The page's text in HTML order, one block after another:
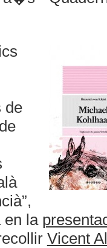
de
en la
Vicent